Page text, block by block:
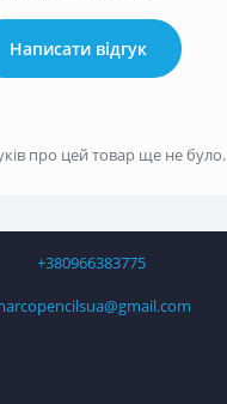
Написати відгук
про цей товар ще не було.
+380966383775